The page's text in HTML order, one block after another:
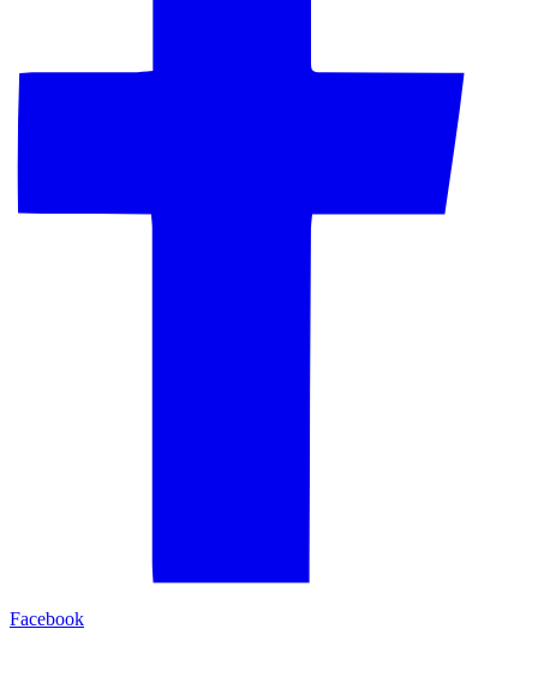
Facebook